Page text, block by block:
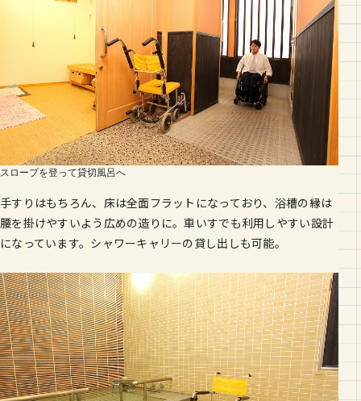
スロープを登って貸切風呂へ
手すりはもちろん、床は全面フラットになっており、浴槽の縁は
腰を掛けやすいよう広めの造りに。車いすでも利用しやすい設計
になっています。シャワーキャリーの貸し出しも可能。